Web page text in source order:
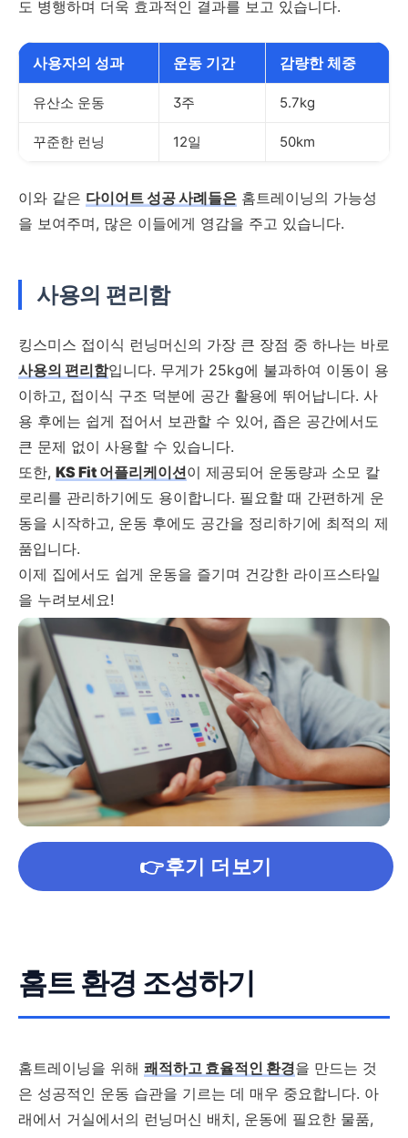
도 병행하며 더욱 효과적인 결과를 보고 있습니다.
사용자의 성과 운동 기간 감량한 체중
유산소 운동 3주 5.7kg
꾸준한 런닝 12일 50km
이와 같은 다이어트 성공 사례들은 홈트레이닝의 가능성
을 보여주며, 많은 이들에게 영감을 주고 있습니다.
사용의 편리함
킹스미스 접이식 런닝머신의 가장 큰 장점 중 하나는 바로
사용의 편리함입니다. 무게가 25kg에 불과하여 이동이 용
이하고, 접이식 구조 덕분에 공간 활용에 뛰어납니다. 사
용 후에는 쉽게 접어서 보관할 수 있어, 좁은 공간에서도
큰 문제 없이 사용할 수 있습니다.
또한, KS Fit 어플리케이션이 제공되어 운동량과 소모 칼
로리를 관리하기에도 용이합니다. 필요할 때 간편하게 운
동을 시작하고, 운동 후에도 공간을 정리하기에 최적의 제
품입니다.
이제 집에서도 쉽게 운동을 즐기며 건강한 라이프스타일
을 누려보세요!
👉후기 더보기
홈트 환경 조성하기
홈트레이닝을 위해 쾌적하고 효율적인 환경을 만드는 것
은 성공적인 운동 습관을 기르는 데 매우 중요합니다. 아
래에서 거실에서의 런닝머신 배치, 운동에 필요한 물품,